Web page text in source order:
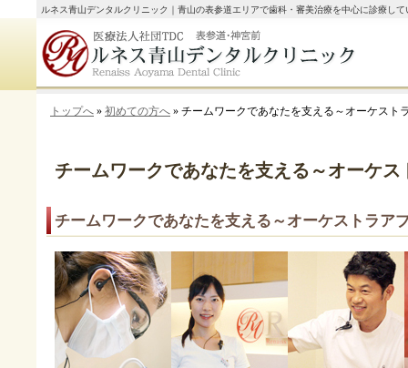
チームワークであなたを支える～オーケス
ルネス青山デンタルクリニック｜青山の表参道エリアで歯科・審美治療を中心に診療して
トップへ » 初めての方へ » チームワークであなたを支える～オーケスト
チームワークであなたを支える～オーケストラア